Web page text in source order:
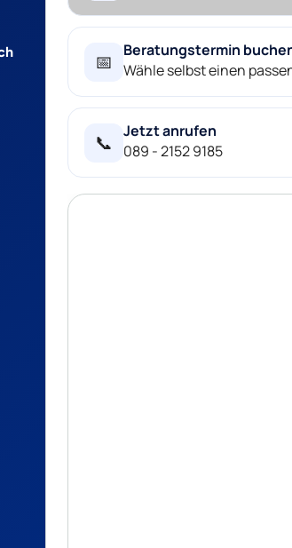
📅
Beratungstermin
Wähle selbst einen
📞
Jetzt anrufen
089 - 2152 9185